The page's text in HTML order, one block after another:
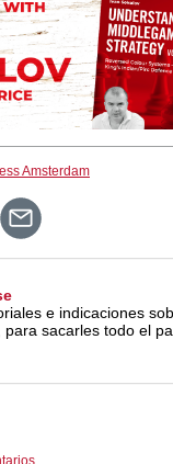
Amsterdam
e indicaciones
para sacarles todo el